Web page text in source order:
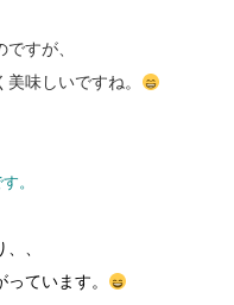
すが、
味しいですね。
。
、
ています。